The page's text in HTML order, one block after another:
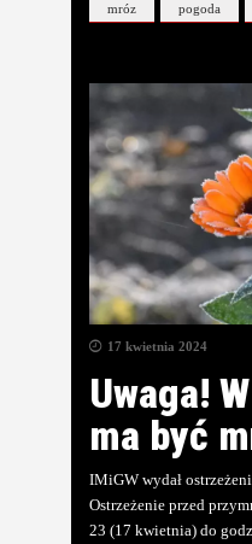
mróz pogoda
17 kwietnia 2024
Uwaga!
ma być
IMiGW wydał
Ostrzeżenie przed
23 (17 kwietnia) do